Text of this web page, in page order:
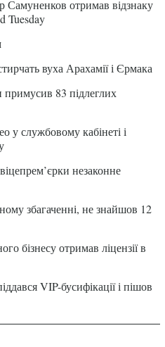
Самуненков отримав відзнаку
Tuesday
вуха Арахамії і Єрмака
примусив 83 підлеглих
у службовому кабінеті і
незаконне
збагаченні, не знайшов 12
бізнесу отримав ліцензії в
VIP-бусифікації і пішов